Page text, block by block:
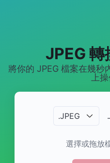
JPEG 轉
將你的 JPEG 檔案在幾
上
.JPEG
選擇或拖放